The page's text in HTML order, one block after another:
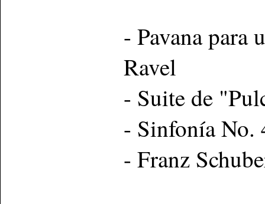
- Pavana para
Ravel
- Suite de
- Sinfonía No.
- Franz